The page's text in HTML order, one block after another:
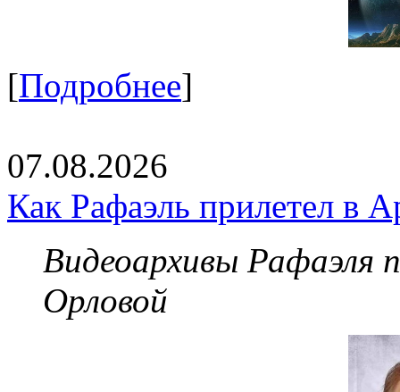
[Подробнее]
07.08.2026
Как Рафаэль прилетел в
Видеоархивы Рафаэля
Орловой